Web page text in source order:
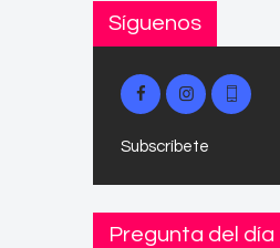
Síguenos
Subscríbete
Pregunta del día